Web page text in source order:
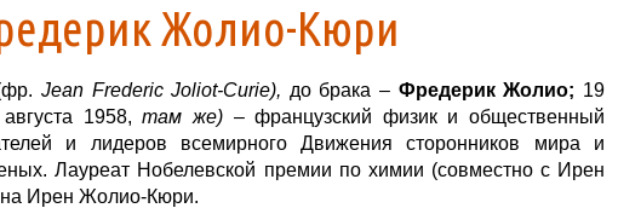
Жолио-Кюри
Jean Frederic Joliot-Curie), до брака – Фредерик Жолио; 19
1958,там же)– французский физик и общественный
и лидеров всемирного Движения сторонников мира и
Лауреат Нобелевской премии по химии (совместно с Ирен
Ирен Жолио-Кюри.